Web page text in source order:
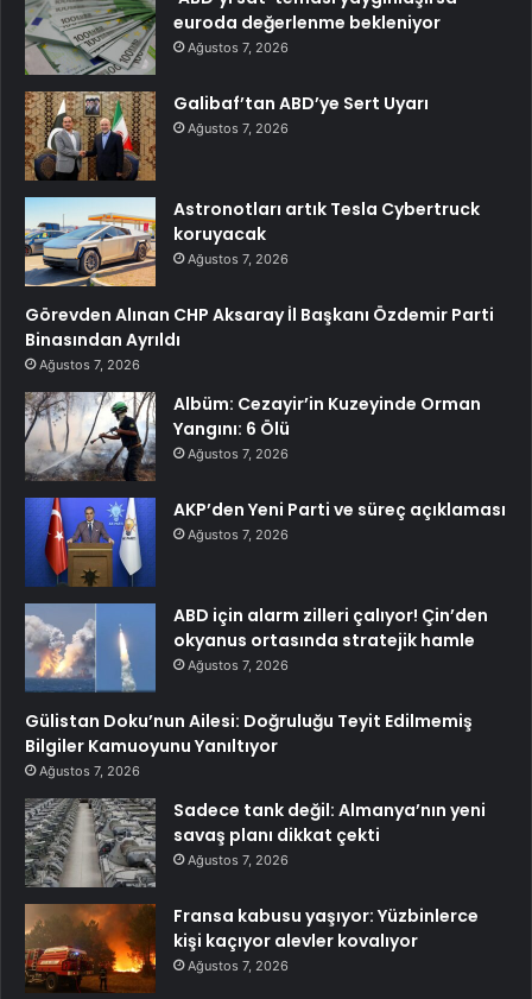
euroda değerlenme bekleniyor
Ağustos 7, 2026
Galibaf’tan ABD’ye Sert Uyarı
Ağustos 7, 2026
Astronotları artık Tesla Cybertruck
koruyacak
Ağustos 7, 2026
Görevden Alınan CHP Aksaray İl Başkanı Özdemir Parti
Binasından Ayrıldı
Ağustos 7, 2026
Albüm: Cezayir’in Kuzeyinde Orman
Yangını: 6 Ölü
Ağustos 7, 2026
AKP’den Yeni Parti ve süreç açıklaması
Ağustos 7, 2026
ABD için alarm zilleri çalıyor! Çin’den
okyanus ortasında stratejik hamle
Ağustos 7, 2026
Gülistan Doku’nun Ailesi: Doğruluğu Teyit Edilmemiş
Bilgiler Kamuoyunu Yanıltıyor
Ağustos 7, 2026
Sadece tank değil: Almanya’nın yeni
savaş planı dikkat çekti
Ağustos 7, 2026
Fransa kabusu yaşıyor: Yüzbinlerce
kişi kaçıyor alevler kovalıyor
Ağustos 7, 2026